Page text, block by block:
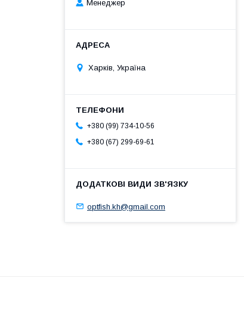
Менеджер
Харків, Україна
+380 (99) 734-10-56
+380 (67) 299-69-61
optfish.kh@gmail.com